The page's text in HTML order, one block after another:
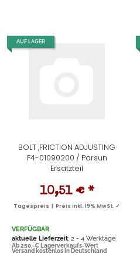
AUF LAGER
BOLT ,FRICTION ADJUSTING
F4-01090200 / Parsun
Ersatzteil
10,51 € *
Tagespreis | Preis inkl. 19% MwSt. ✓
VERFÜGBAR
aktuelle Lieferzeit: 2 - 4 Werktage
Ab 250,-€ Lagerverkaufs-Wert
Versand kostenlos in Deutschland